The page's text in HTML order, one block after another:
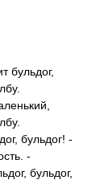
бульдог,
бульдог! -
-
бульдог,